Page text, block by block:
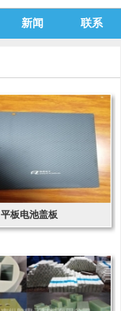
新闻 联系
平板电池盖板